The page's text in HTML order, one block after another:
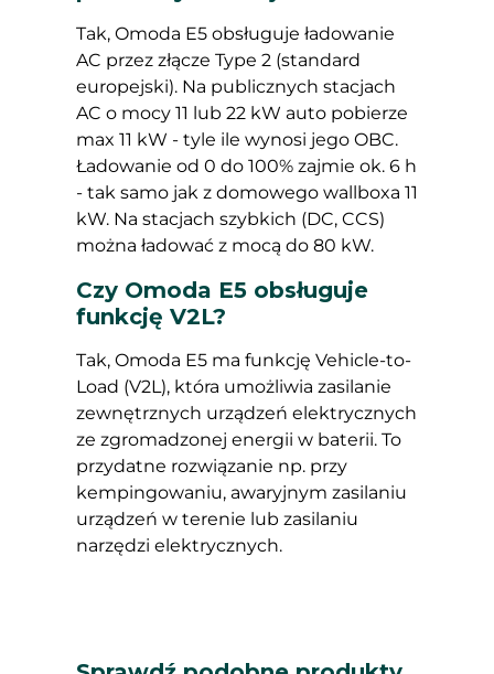
Tak, Omoda E5 obsługuje ładowanie
AC przez złącze Type 2 (standard
europejski). Na publicznych stacjach
AC o mocy 11 lub 22 kW auto pobierze
max 11 kW - tyle ile wynosi jego OBC.
Ładowanie od 0 do 100% zajmie ok. 6 h
- tak samo jak z domowego wallboxa 11
kW. Na stacjach szybkich (DC, CCS)
można ładować z mocą do 80 kW.
Czy Omoda E5 obsługuje
funkcję V2L?
Tak, Omoda E5 ma funkcję Vehicle-to-
Load (V2L), która umożliwia zasilanie
zewnętrznych urządzeń elektrycznych
ze zgromadzonej energii w baterii. To
przydatne rozwiązanie np. przy
kempingowaniu, awaryjnym zasilaniu
urządzeń w terenie lub zasilaniu
narzędzi elektrycznych.